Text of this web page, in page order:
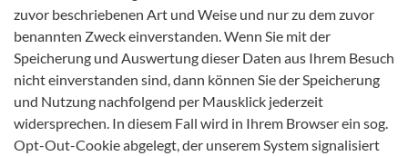
zuvor beschriebenen Art und Weise und nur zu dem zuvor
benannten Zweck einverstanden. Wenn Sie mit der
Speicherung und Auswertung dieser Daten aus Ihrem Besuch
nicht einverstanden sind, dann können Sie der Speicherung
und Nutzung nachfolgend per Mausklick jederzeit
widersprechen. In diesem Fall wird in Ihrem Browser ein sog.
Opt-Out-Cookie abgelegt, der unserem System signalisiert